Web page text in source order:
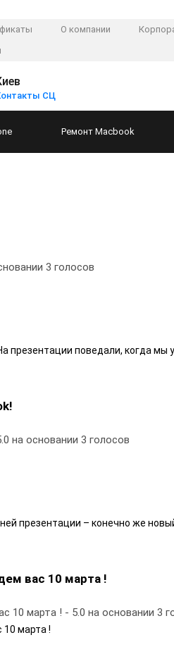
О компании
СЦ
Ремонт Macbook
3 голосов
презентации поведали, когда мы
на основании 3 голосов
презентации – конечно же
вас 10 марта !
10 марта ! - 5.0 на основании 3
марта !